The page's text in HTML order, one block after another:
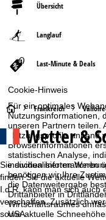
Cookie-Hinweis
Für ein optimales
Nutzungsinformationen,
unseren Partnern teilen.
Nutzungsprofile anhand
Browserinformationen
statistischen Analyse,
individualisierten
benötigen wir Ihre
die Datenweitergabe
Drittanbieter in
Wirtschaftsraumes
USA.
Übersicht
Langlauf
Last-Minute & Deals
S
t
a
r
t
Frankreich Valloire
Wetter &
Sie suchen Informationen
finden Sie die aktuelle
I.d.R. kann man sich auch
verschaffen. Zusätzlich
sowie aktuelle